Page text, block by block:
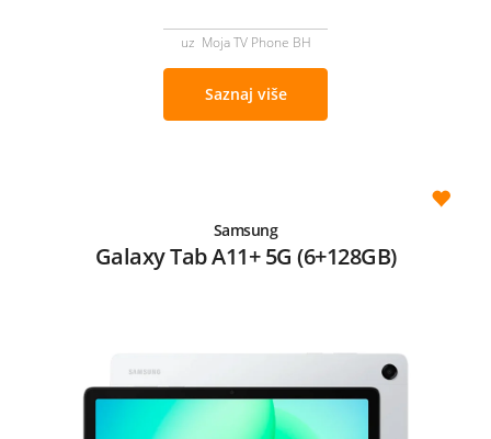
uz Moja TV Phone BH
Saznaj više
Samsung
Galaxy Tab A11+ 5G (6+128GB)